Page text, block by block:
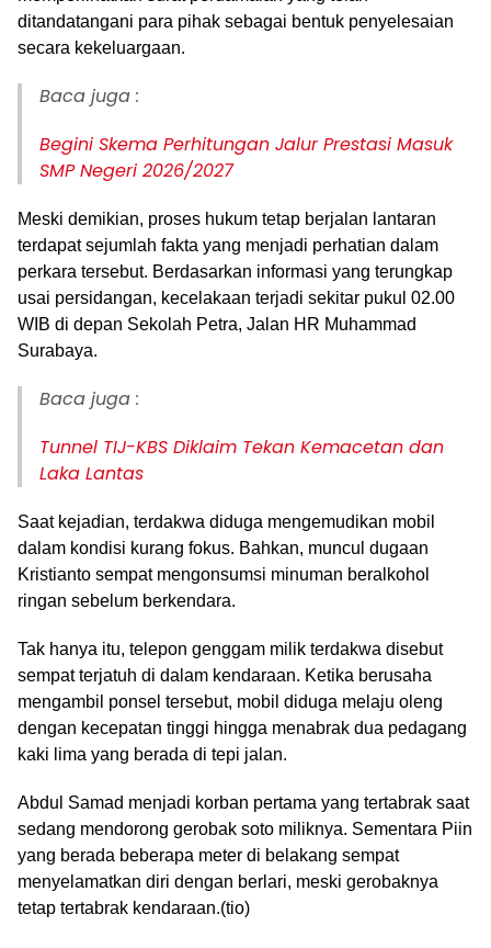
ditandatangani para pihak sebagai bentuk penyelesaian
secara kekeluargaan.
Baca juga :
Begini Skema Perhitungan Jalur Prestasi Masuk
SMP Negeri 2026/2027
Meski demikian, proses hukum tetap berjalan lantaran
terdapat sejumlah fakta yang menjadi perhatian dalam
perkara tersebut. Berdasarkan informasi yang terungkap
usai persidangan, kecelakaan terjadi sekitar pukul 02.00
WIB di depan Sekolah Petra, Jalan HR Muhammad
Surabaya.
Baca juga :
Tunnel TIJ-KBS Diklaim Tekan Kemacetan dan
Laka Lantas
Saat kejadian, terdakwa diduga mengemudikan mobil
dalam kondisi kurang fokus. Bahkan, muncul dugaan
Kristianto sempat mengonsumsi minuman beralkohol
ringan sebelum berkendara.
Tak hanya itu, telepon genggam milik terdakwa disebut
sempat terjatuh di dalam kendaraan. Ketika berusaha
mengambil ponsel tersebut, mobil diduga melaju oleng
dengan kecepatan tinggi hingga menabrak dua pedagang
kaki lima yang berada di tepi jalan.
Abdul Samad menjadi korban pertama yang tertabrak saat
sedang mendorong gerobak soto miliknya. Sementara Piin
yang berada beberapa meter di belakang sempat
menyelamatkan diri dengan berlari, meski gerobaknya
tetap tertabrak kendaraan.(tio)